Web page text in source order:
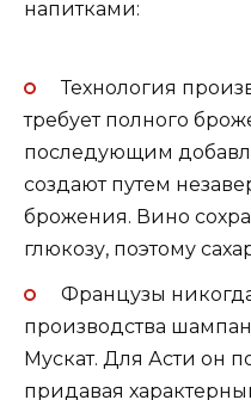
напитками:
Технология
требует полного
последующим
создают путем
брожения. Вино
глюкозу, поэтому
Французы
производства
Мускат. Для Асти он
придавая